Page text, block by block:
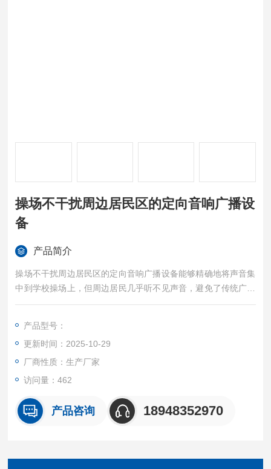
操场不干扰周边居民区的定向音响广播设
备
产品简介
操场不干扰周边居民区的定向音响广播设备能够精确地将声音集
中到学校操场上，但周边居民几乎听不见声音，避免了传统广播
可能带来的扰民问题。
产品型号：
更新时间：2025-10-29
厂商性质：生产厂家
访问量：462
产品咨询 18948352970